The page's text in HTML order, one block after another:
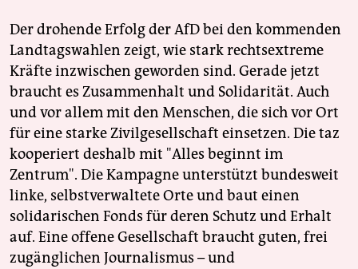
Der drohende Erfolg der AfD bei den kommenden
Landtagswahlen zeigt, wie stark rechtsextreme
Kräfte inzwischen geworden sind. Gerade jetzt
braucht es Zusammenhalt und Solidarität. Auch
und vor allem mit den Menschen, die sich vor Ort
für eine starke Zivilgesellschaft einsetzen. Die taz
kooperiert deshalb mit "Alles beginnt im
Zentrum". Die Kampagne unterstützt bundesweit
linke, selbstverwaltete Orte und baut einen
solidarischen Fonds für deren Schutz und Erhalt
auf. Eine offene Gesellschaft braucht guten, frei
zugänglichen Journalismus – und